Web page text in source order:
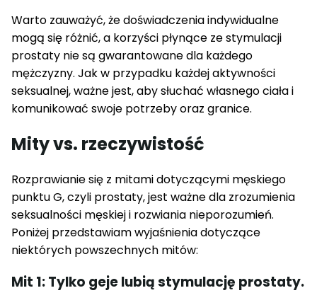
Warto zauważyć, że doświadczenia indywidualne
mogą się różnić, a korzyści płynące ze stymulacji
prostaty nie są gwarantowane dla każdego
mężczyzny. Jak w przypadku każdej aktywności
seksualnej, ważne jest, aby słuchać własnego ciała i
komunikować swoje potrzeby oraz granice.
Mity vs. rzeczywistość
Rozprawianie się z mitami dotyczącymi męskiego
punktu G, czyli prostaty, jest ważne dla zrozumienia
seksualności męskiej i rozwiania nieporozumień.
Poniżej przedstawiam wyjaśnienia dotyczące
niektórych powszechnych mitów:
Mit 1: Tylko geje lubią stymulację prostaty.